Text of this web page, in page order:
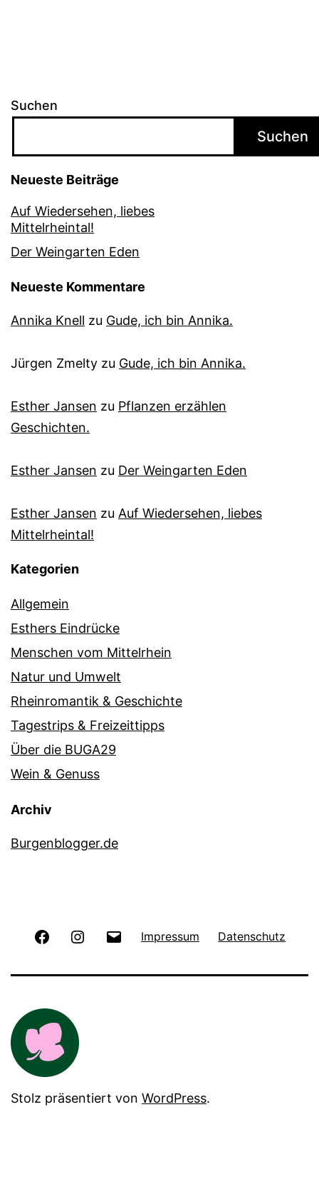
Suchen
Suchen
Neueste Beiträge
Auf Wiedersehen, liebes
Mittelrheintal!
Der Weingarten Eden
Neueste Kommentare
Annika Knell zu Gude, ich bin Annika.
Jürgen Zmelty zu Gude, ich bin Annika.
Esther Jansen zu Pflanzen erzählen
Geschichten.
Esther Jansen zu Der Weingarten Eden
Esther Jansen zu Auf Wiedersehen, liebes
Mittelrheintal!
Kategorien
Allgemein
Esthers Eindrücke
Menschen vom Mittelrhein
Natur und Umwelt
Rheinromantik & Geschichte
Tagestrips & Freizeittipps
Über die BUGA29
Wein & Genuss
Archiv
Burgenblogger.de
FacebookInstagram Impressum Datenschutz
Stolz präsentiert von WordPress.